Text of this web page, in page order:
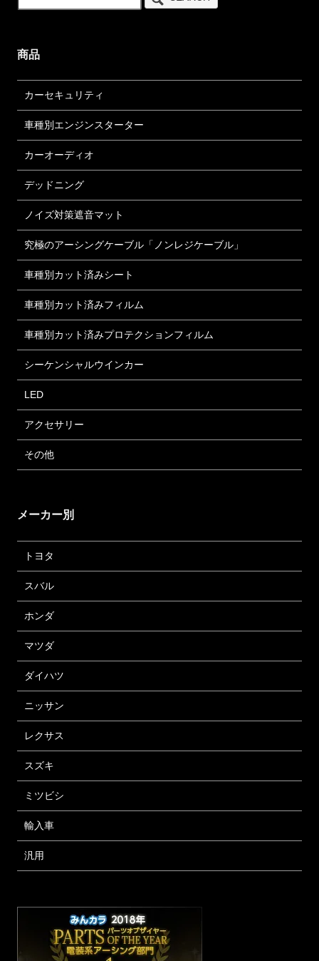
商品
カーセキュリティ
車種別エンジンスターター
カーオーディオ
デッドニング
ノイズ対策遮音マット
究極のアーシングケーブル「ノンレジケーブル」
車種別カット済みシート
車種別カット済みフィルム
車種別カット済みプロテクションフィルム
シーケンシャルウインカー
LED
アクセサリー
その他
メーカー別
トヨタ
スバル
ホンダ
マツダ
ダイハツ
ニッサン
レクサス
スズキ
ミツビシ
輸入車
汎用